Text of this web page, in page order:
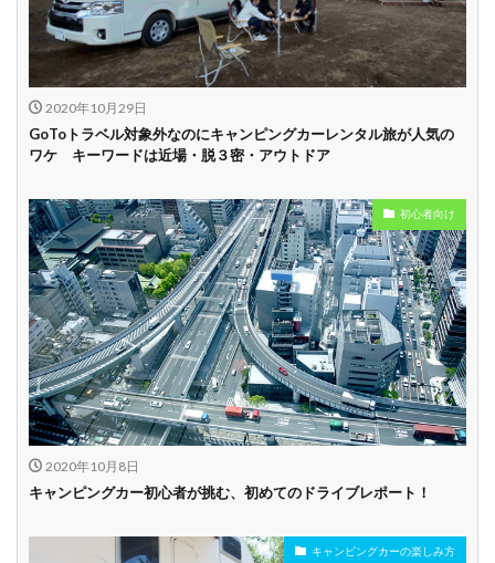
2020年10月29日
GoToトラベル対象外なのにキャンピングカーレンタル旅が人気の
ワケ キーワードは近場・脱３密・アウトドア
初心者向け
2020年10月8日
キャンピングカー初心者が挑む、初めてのドライブレポート！
キャンピングカーの楽しみ方